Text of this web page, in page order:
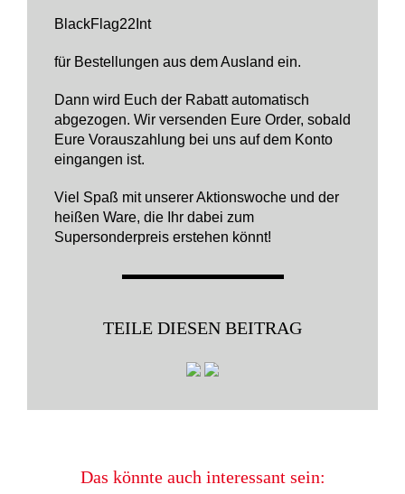
BlackFlag22Int
für Bestellungen aus dem Ausland ein.
Dann wird Euch der Rabatt automatisch
abgezogen. Wir versenden Eure Order, sobald
Eure Vorauszahlung bei uns auf dem Konto
eingangen ist.
Viel Spaß mit unserer Aktionswoche und der
heißen Ware, die Ihr dabei zum
Supersonderpreis erstehen könnt!
TEILE DIESEN BEITRAG
Das könnte auch interessant sein: